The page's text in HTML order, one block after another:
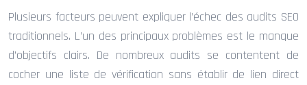
Plusieurs facteurs peuvent expliquer l’échec des audits SEO
traditionnels. L’un des principaux problèmes est le manque
d’objectifs clairs. De nombreux audits se contentent de
cocher une liste de vérification sans établir de lien direct